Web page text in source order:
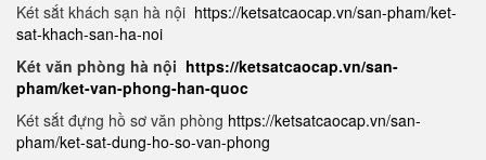
Két sắt khách sạn hà nội https://ketsatcaocap.vn/san-pham/ket-
sat-khach-san-ha-noi
Két văn phòng hà nội https://ketsatcaocap.vn/san-
pham/ket-van-phong-han-quoc
Két sắt đựng hồ sơ văn phòng https://ketsatcaocap.vn/san-
pham/ket-sat-dung-ho-so-van-phong